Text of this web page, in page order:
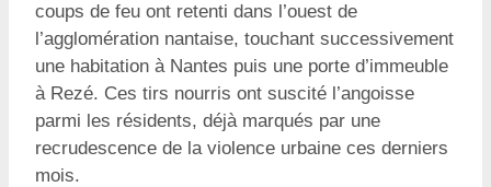
coups de feu ont retenti dans l’ouest de
l’agglomération nantaise, touchant successivement
une habitation à Nantes puis une porte d’immeuble
à Rezé. Ces tirs nourris ont suscité l’angoisse
parmi les résidents, déjà marqués par une
recrudescence de la violence urbaine ces derniers
mois.